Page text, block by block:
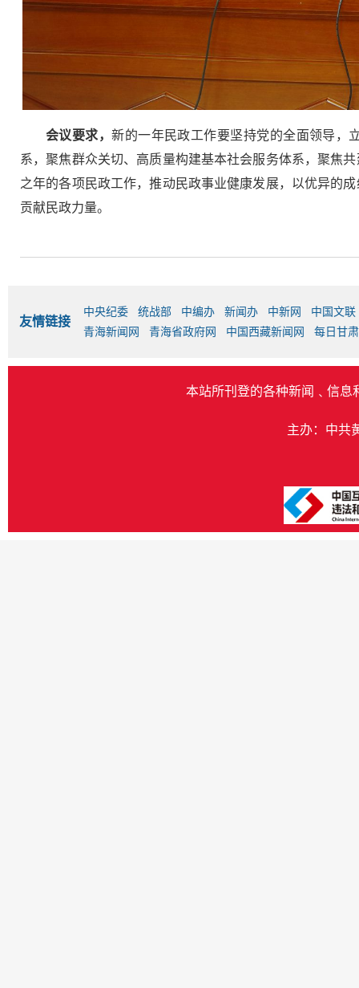
会议要求，新的一年民政工作要坚持党的全面领导，
系，聚焦群众关切、高质量构建基本社会服务体系，聚焦
之年的各项民政工作，推动民政事业健康发展，以优异的
贡献民政力量。
友情链接
中央纪委 统战部 中编办 新闻办 中新网
中国文联
青海新闻网
青海省政府网 中国西藏新闻网 每日甘
本站所刊登的各种新闻﹑信息
主办：中共